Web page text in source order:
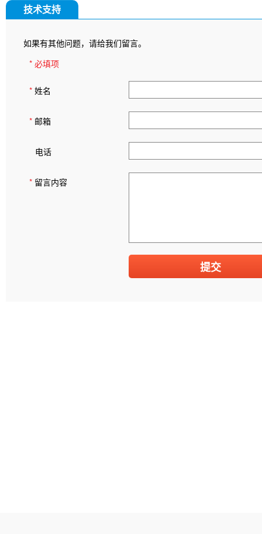
技术支持
如果有其他问题，请给我们留言。
* 必填项
* 姓名
* 邮箱
电话
* 留言内容